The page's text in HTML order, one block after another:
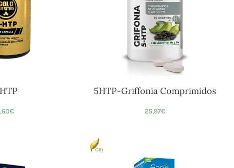
€
5HTP-Griffonia Comprimidos
25,97€